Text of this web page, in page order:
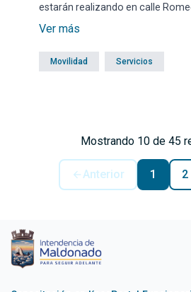
estarán realizando en calle
Marítimo) entre Ruta 10 Enrique
Ver más
Movilidad Servicios
Mostrando 10 de 45
Anterior 1 2